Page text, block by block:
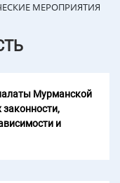
МЕРОПРИЯТИЯ
Мурманской
и